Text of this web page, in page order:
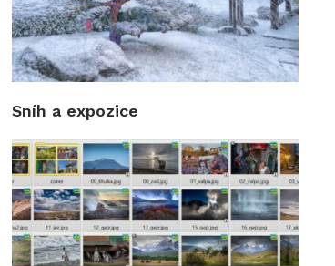
Sníh a expozice